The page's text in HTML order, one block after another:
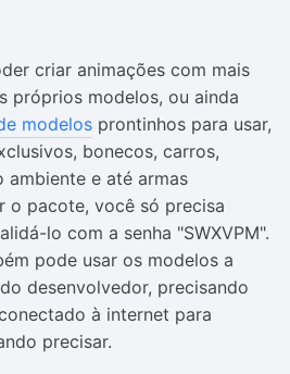
criar animações com mais
próprios modelos, ou ainda
modelos prontinhos para usar,
bonecos, carros,
ambiente e até armas
o pacote, você só precisa
lo com a senha "SWXVPM".
pode usar os modelos a
desenvolvedor, precisando
à internet para
precisar.